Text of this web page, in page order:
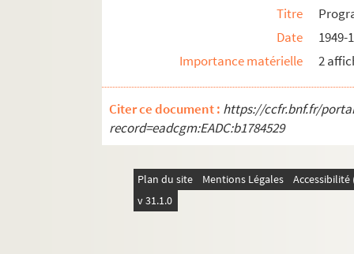
Titre
Date
1949-
Importance matérielle
2
Citer ce document : https://ccfr.bnf.fr/
record=eadcgm:EADC:b1784529
Plan du site Mentions Légales
v 31.1.0